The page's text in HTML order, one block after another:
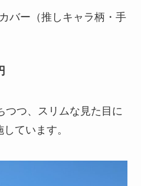
バー（推しキャラ柄・手
つつ、スリムな見た目に
ています。